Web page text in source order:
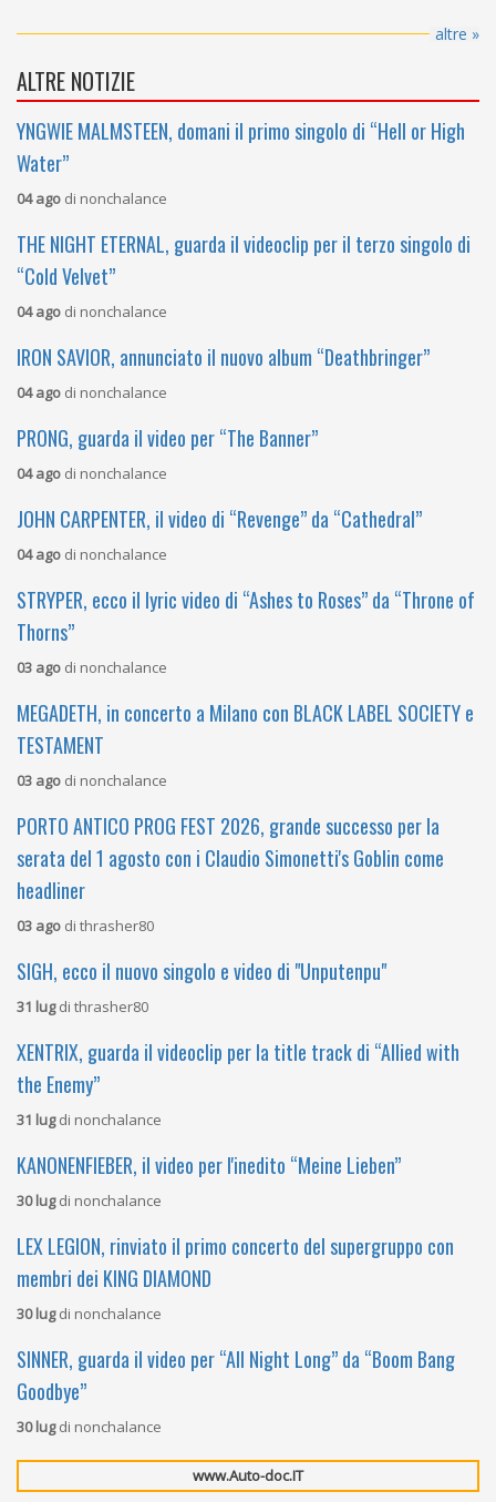
altre »
ALTRE NOTIZIE
YNGWIE MALMSTEEN, domani il primo singolo di “Hell or High
Water”
04 ago di nonchalance
THE NIGHT ETERNAL, guarda il videoclip per il terzo singolo di
“Cold Velvet”
04 ago di nonchalance
IRON SAVIOR, annunciato il nuovo album “Deathbringer”
04 ago di nonchalance
PRONG, guarda il video per “The Banner”
04 ago di nonchalance
JOHN CARPENTER, il video di “Revenge” da “Cathedral”
04 ago di nonchalance
STRYPER, ecco il lyric video di “Ashes to Roses” da “Throne of
Thorns”
03 ago di nonchalance
MEGADETH, in concerto a Milano con BLACK LABEL SOCIETY e
TESTAMENT
03 ago di nonchalance
PORTO ANTICO PROG FEST 2026, grande successo per la
serata del 1 agosto con i Claudio Simonetti's Goblin come
headliner
03 ago di thrasher80
SIGH, ecco il nuovo singolo e video di "Unputenpu"
31 lugdi thrasher80
XENTRIX, guarda il videoclip per la title track di “Allied with
the Enemy”
31 lugdi nonchalance
KANONENFIEBER, il video per l'inedito “Meine Lieben”
30 lugdi nonchalance
LEX LEGION, rinviato il primo concerto del supergruppo con
membri dei KING DIAMOND
30 lugdi nonchalance
SINNER, guarda il video per “All Night Long” da “Boom Bang
Goodbye”
30 lugdi nonchalance
www.Auto-doc.IT